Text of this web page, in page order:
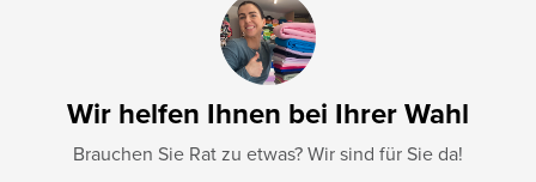
Wir helfen Ihnen bei Ihrer Wahl
Brauchen Sie Rat zu etwas? Wir sind für Sie da!